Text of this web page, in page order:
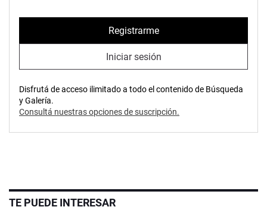
Registrarme
Iniciar sesión
Disfrutá de acceso ilimitado a todo el contenido de Búsqueda
y Galería.
Consultá nuestras opciones de suscripción.
TE PUEDE INTERESAR